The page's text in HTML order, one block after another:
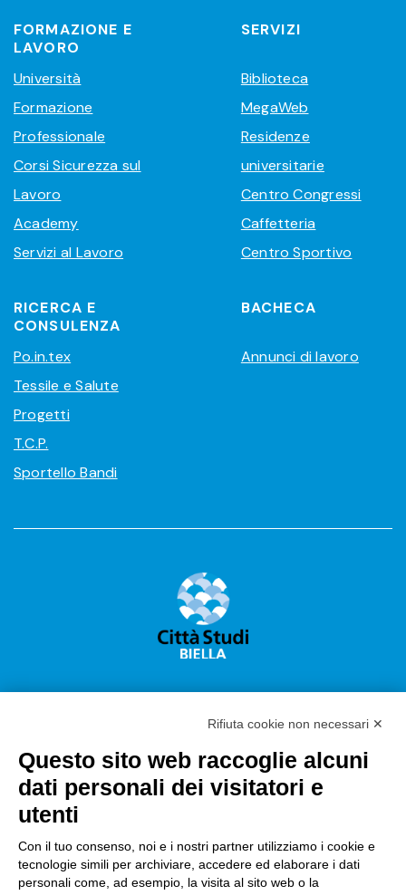
FORMAZIONE E
LAVORO
Università
Formazione
Professionale
Corsi Sicurezza sul
Lavoro
Academy
Servizi al Lavoro
SERVIZI
Biblioteca
MegaWeb
Residenze
universitarie
Centro Congressi
Caffetteria
Centro Sportivo
RICERCA E
CONSULENZA
Po.in.tex
Tessile e Salute
Progetti
T.C.P.
Sportello Bandi
BACHECA
Annunci di lavoro
Città Studi S.p.A.
Sede Legale Corso G. Pella, 2 – 13900 Biella Italy –
18.235.000,00
Registro Imprese Biella C. F. e numero 01491490023 –
Rifiuta cookie non necessari ✕
Questo sito web raccoglie alcuni
dati personali dei visitatori e
utenti
Con il tuo consenso, noi e i nostri partner utilizziamo i cookie e
tecnologie simili per archiviare, accedere ed elaborare i dati
personali come, ad esempio, la visita al sito web o la